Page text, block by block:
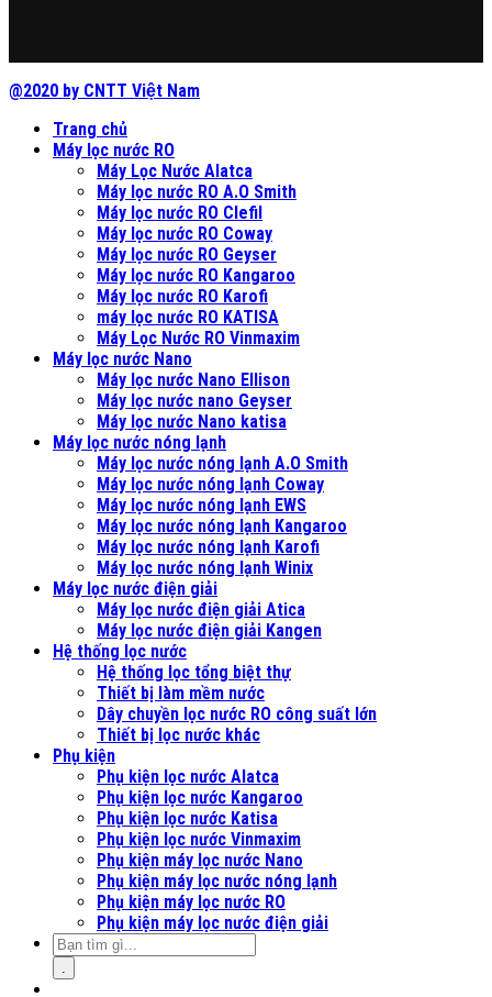
@2020 by CNTT Việt Nam
Trang chủ
Máy lọc nước RO
Máy Lọc Nước Alatca
Máy lọc nước RO A.O Smith
Máy lọc nước RO Clefil
Máy lọc nước RO Coway
Máy lọc nước RO Geyser
Máy lọc nước RO Kangaroo
Máy lọc nước RO Karofi
máy lọc nước RO KATISA
Máy Lọc Nước RO Vinmaxim
Máy lọc nước Nano
Máy lọc nước Nano Ellison
Máy lọc nước nano Geyser
Máy lọc nước Nano katisa
Máy lọc nước nóng lạnh
Máy lọc nước nóng lạnh A.O Smith
Máy lọc nước nóng lạnh Coway
Máy lọc nước nóng lạnh EWS
Máy lọc nước nóng lạnh Kangaroo
Máy lọc nước nóng lạnh Karofi
Máy lọc nước nóng lạnh Winix
Máy lọc nước điện giải
Máy lọc nước điện giải Atica
Máy lọc nước điện giải Kangen
Hệ thống lọc nước
Hệ thống lọc tổng biệt thự
Thiết bị làm mềm nước
Dây chuyền lọc nước RO công suất lớn
Thiết bị lọc nước khác
Phụ kiện
Phụ kiện lọc nước Alatca
Phụ kiện lọc nước Kangaroo
Phụ kiện lọc nước Katisa
Phụ kiện lọc nước Vinmaxim
Phụ kiện máy lọc nước Nano
Phụ kiện máy lọc nước nóng lạnh
Phụ kiện máy lọc nước RO
Phụ kiện máy lọc nước điện giải
.